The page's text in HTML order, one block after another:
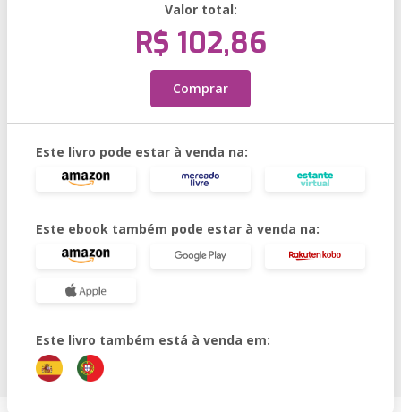
Valor total:
R$ 102,86
Comprar
Este livro pode estar à venda na:
Este ebook também pode estar à venda na:
Este livro também está à venda em: